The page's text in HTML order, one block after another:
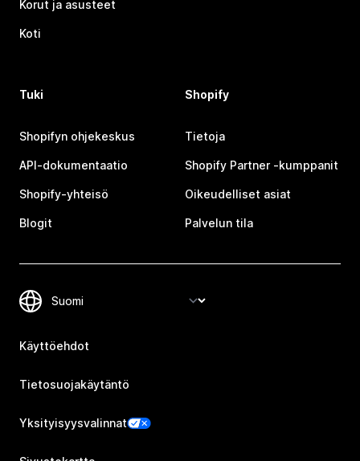
Korut ja asusteet
Koti
Tuki
Shopifyn ohjekeskus
API-dokumentaatio
Shopify-yhteisö
Blogit
Shopify
Tietoja
Shopify Partner ‑kumppanit
Oikeudelliset asiat
Palvelun tila
Käyttöehdot
Tietosuojakäytäntö
Yksityisyysvalinnat